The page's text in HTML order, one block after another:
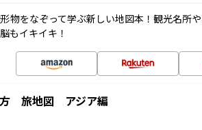
物をなぞって学ぶ新しい地図本！観光名所
もイキイキ！
方 旅地図 アジア編